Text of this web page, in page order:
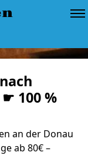
100 %
an der Donau
ab 80€ –